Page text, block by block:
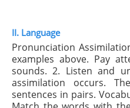
II. Language
Pronunciation
examples above. Pay
sounds. 2. Listen and
assimilation occurs.
sentences in pairs.